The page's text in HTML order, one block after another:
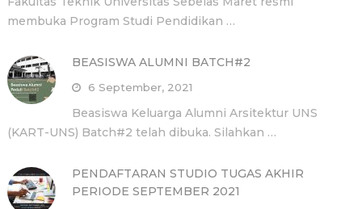
membuka Program Studi Pendidikan …
BEASISWA ALUMNI BATCH#2
6 September, 2021
Beasiswa Keluarga Alumni Arsitektur UNS
(KART-UNS) Batch#2 telah dibuka. Silahkan …
PENDAFTARAN STUDIO TUGAS AKHIR
PERIODE SEPTEMBER 2021